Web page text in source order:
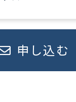
申し込む